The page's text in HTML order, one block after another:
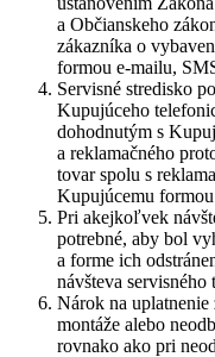
a Občianskeho
zákazníka o
formou e-mailu,
Servisné stredisko
Kupujúceho
dohodnutým s
a reklamačného
tovar spolu s
Kupujúcemu
Pri akejkoľvek
potrebné, aby bol
a forme ich
návšteva servisného
Nárok na
montáže alebo
rovnako ako pri